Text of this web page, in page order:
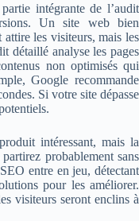
intégrante de l’audit
Un site web bien
les visiteurs, mais les
détaillé analyse les pages
non optimisés qui
Google recommande
Si votre site dépasse
intéressant, mais la
probablement sans
entre en jeu, détectant
pour les améliorer.
visiteurs seront enclins à